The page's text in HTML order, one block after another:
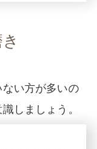
い方が多いの
しましょう。